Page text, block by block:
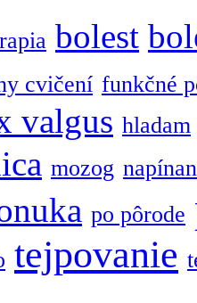
bolest
cvičení funkčné
valgus hladam
mozog
po pôrode
tejpovanie